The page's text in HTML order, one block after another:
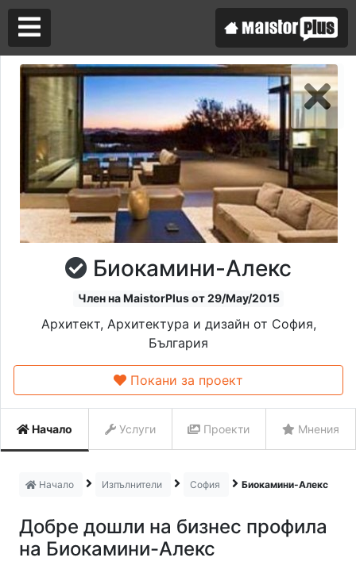
Биокамини-Алекс
Член на MaistorPlus от 29/May/2015
Архитект, Архитектура и дизайн от София,
България
Покани за проект
Начало Услуги Проекти Мнения
Начало Изпълнители София Биокамини-Алекс
Добре дошли на бизнес профила
на Биокамини-Алекс
Аз съм майстор
Търся майстор